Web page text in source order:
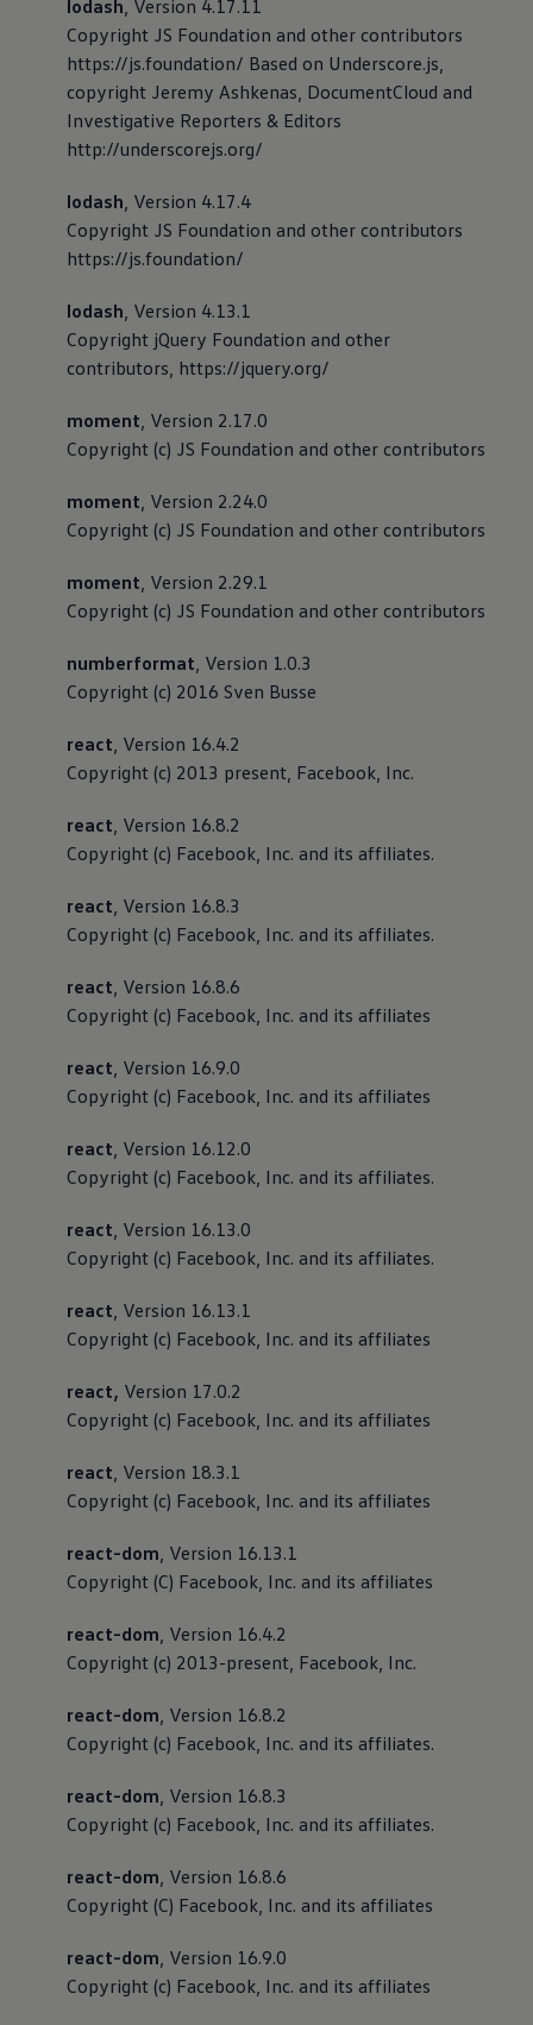
lodash, Version 4.17.11
Copyright JS Foundation and other contributors
https://js.foundation/ Based on Underscore.js,
copyright Jeremy Ashkenas, DocumentCloud and
Investigative Reporters & Editors
http://underscorejs.org/
lodash, Version 4.17.4
Copyright JS Foundation and other contributors
https://js.foundation/
lodash, Version 4.13.1
Copyright jQuery Foundation and other
contributors, https://jquery.org/
moment, Version 2.17.0
Copyright (c) JS Foundation and other contributors
moment, Version 2.24.0
Copyright (c) JS Foundation and other contributors
moment, Version 2.29.1
Copyright (c) JS Foundation and other contributors
numberformat, Version 1.0.3
Copyright (c) 2016 Sven Busse
react, Version 16.4.2
Copyright (c) 2013 present, Facebook, Inc.
react, Version 16.8.2
Copyright (c) Facebook, Inc. and its affiliates.
react, Version 16.8.3
Copyright (c) Facebook, Inc. and its affiliates.
react, Version 16.8.6
Copyright (c) Facebook, Inc. and its affiliates
react, Version 16.9.0
Copyright (c) Facebook, Inc. and its affiliates
react, Version 16.12.0
Copyright (c) Facebook, Inc. and its affiliates.
react, Version 16.13.0
Copyright (c) Facebook, Inc. and its affiliates.
react, Version 16.13.1
Copyright (c) Facebook, Inc. and its affiliates
react, Version 17.0.2
Copyright (c) Facebook, Inc. and its affiliates
react, Version 18.3.1
Copyright (c) Facebook, Inc. and its affiliates
react-dom, Version 16.13.1
Copyright (C) Facebook, Inc. and its affiliates
react-dom, Version 16.4.2
Copyright (c) 2013-present, Facebook, Inc.
react-dom, Version 16.8.2
Copyright (c) Facebook, Inc. and its affiliates.
react-dom, Version 16.8.3
Copyright (c) Facebook, Inc. and its affiliates.
react-dom, Version 16.8.6
Copyright (C) Facebook, Inc. and its affiliates
react-dom, Version 16.9.0
Copyright (c) Facebook, Inc. and its affiliates